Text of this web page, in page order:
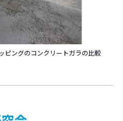
ングのコンクリートガラの比較